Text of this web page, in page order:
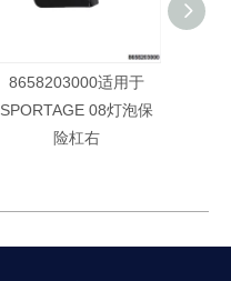
8658203000适用于
SPORTAGE 08灯泡保
险杠右